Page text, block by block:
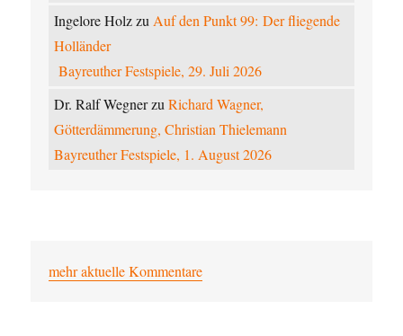
Ingelore Holzzu Auf den Punkt 99: Der fliegende
Holländer
Bayreuther Festspiele, 29. Juli 2026
Dr. Ralf WegnerzuRichard Wagner,
Götterdämmerung, Christian Thielemann
Bayreuther Festspiele, 1. August 2026
mehr aktuelle Kommentare